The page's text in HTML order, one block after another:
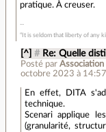
pratique. À creuser.
“It is seldom that liberty of any
[^] # Re: Quelle
Posté par Association
octobre 2023 à 14:57
En effet, DITA
technique.
Scenari applique
(granularité,